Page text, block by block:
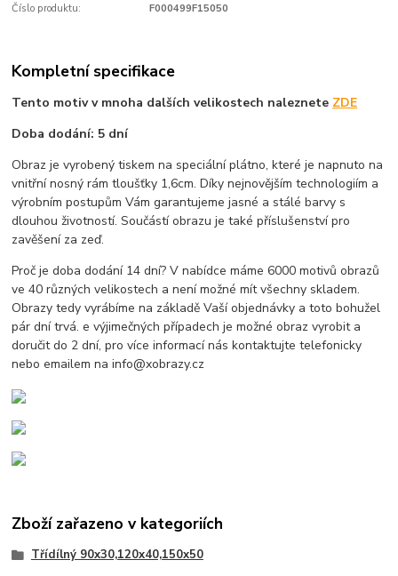
Číslo produktu: F000499F15050
Kompletní specifikace
Tento motiv v mnoha dalších velikostech naleznete ZDE
Doba dodání: 5 dní
Obraz je vyrobený tiskem na speciální plátno, které je napnuto na
vnitřní nosný rám tloušťky 1,6cm. Díky nejnovějším technologiím a
výrobním postupům Vám garantujeme jasné a stálé barvy s
dlouhou životností. Součástí obrazu je také příslušenství pro
zavěšení za zeď.
Proč je doba dodání 14 dní? V nabídce máme 6000 motivů obrazů
ve 40 různých velikostech a není možné mít všechny skladem.
Obrazy tedy vyrábíme na základě Vaší objednávky a toto bohužel
pár dní trvá. e výjimečných případech je možné obraz vyrobit a
doručit do 2 dní, pro více informací nás kontaktujte telefonicky
nebo emailem na info@xobrazy.cz
Zboží zařazeno v kategoriích
Třídílný 90x30,120x40,150x50